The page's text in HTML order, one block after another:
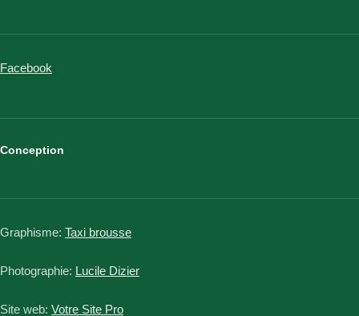
Facebook
Conception
Graphisme: Taxi brousse
Photographie: Lucile Dizier
Site web: Votre Site Pro